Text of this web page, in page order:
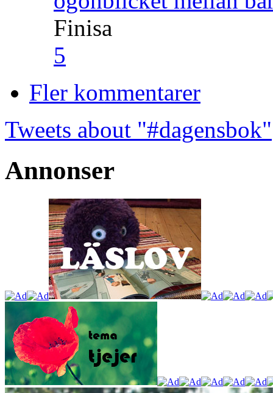
Finisa
5
Fler kommentarer
Tweets about "#dagensbok"
Annonser